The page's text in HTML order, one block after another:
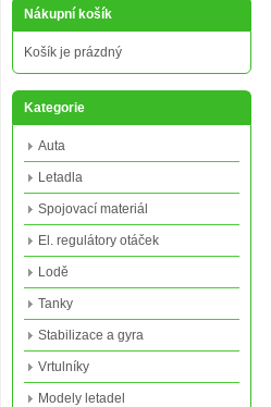
Nákupní košík
Košík je prázdný
Kategorie
Auta
Letadla
Spojovací materiál
El. regulátory otáček
Lodě
Tanky
Stabilizace a gyra
Vrtulníky
Modely letadel